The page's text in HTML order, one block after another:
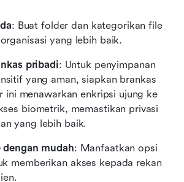
: Buat folder dan kategorikan file
yang lebih baik.
pribadi: Untuk penyimpanan
yang aman, siapkan brankas
ini menawarkan enkripsi ujung ke
biometrik, memastikan privasi
yang lebih baik.
mudah: Manfaatkan opsi
memberikan akses kepada rekan